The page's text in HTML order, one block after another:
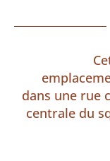
dans une rue
centrale du